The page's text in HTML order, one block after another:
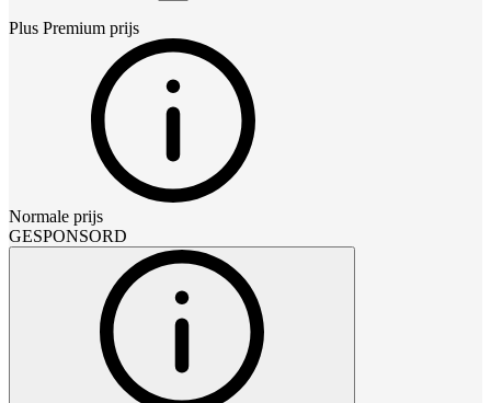
Plus Premium prijs
Normale prijs
GESPONSORD